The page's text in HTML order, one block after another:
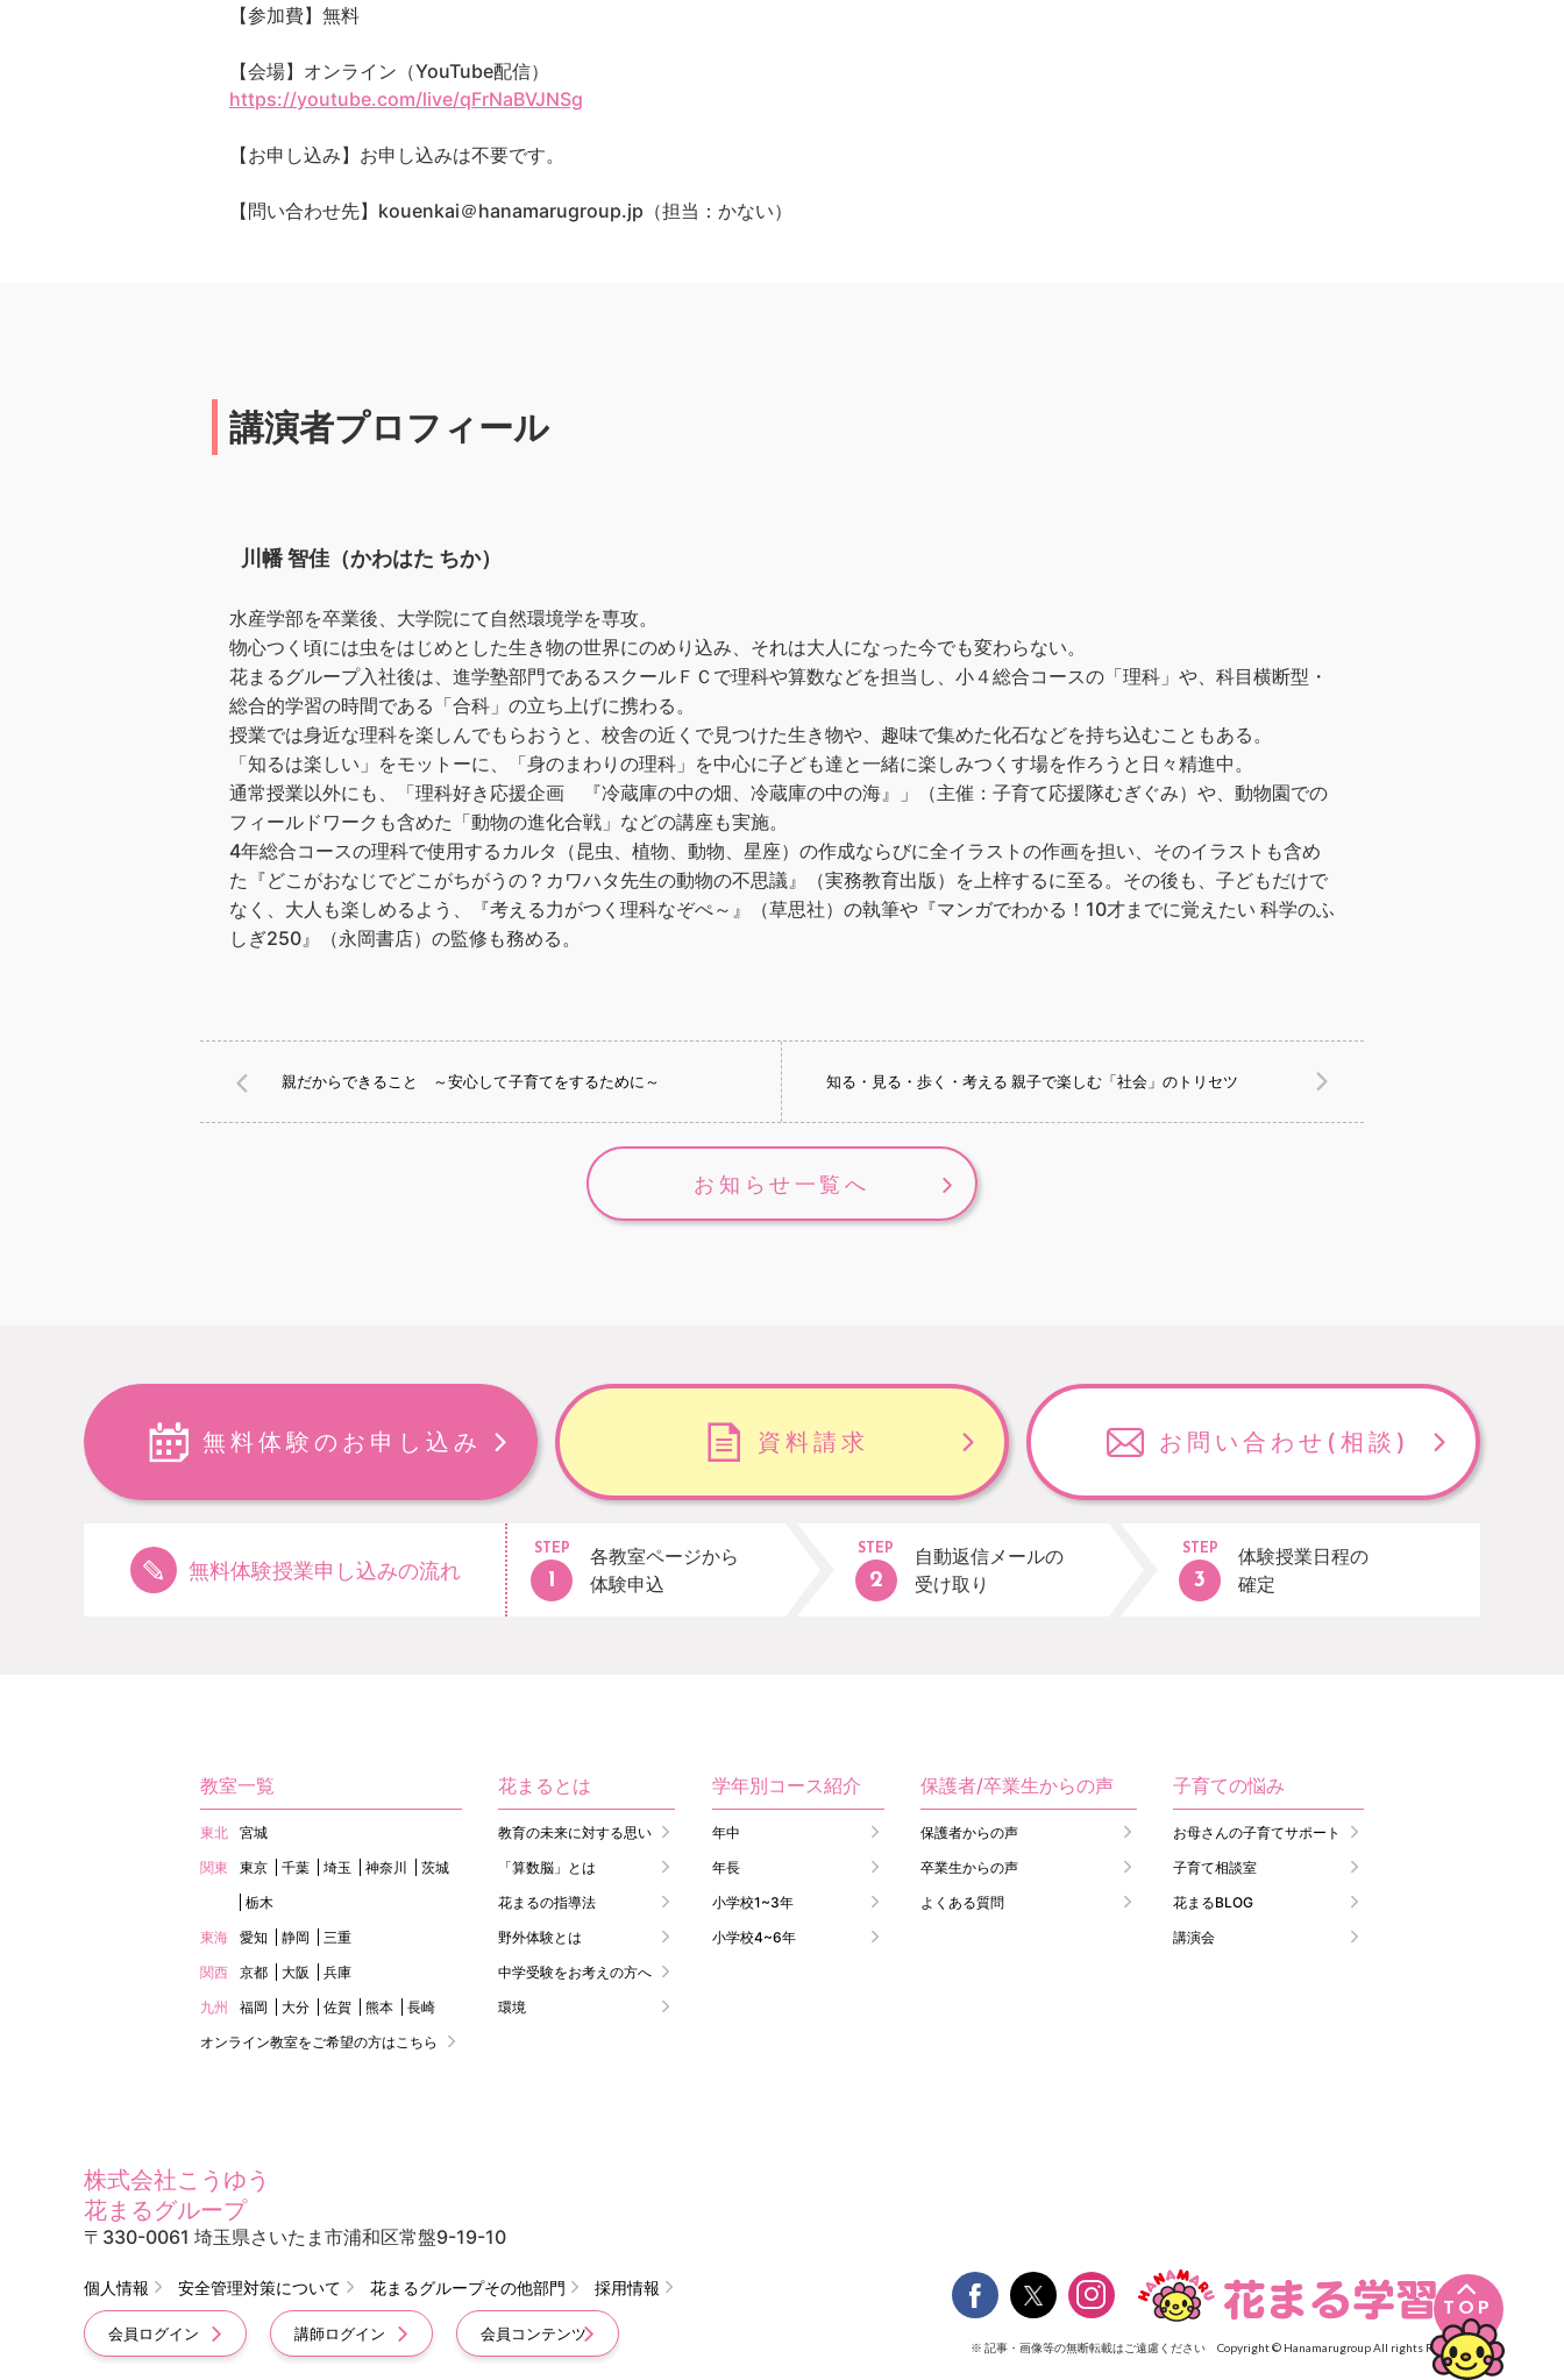
【参加費】無料
【会場】オンライン（YouTube配信）
https://youtube.com/live/qFrNaBVJNSg
【お申し込み】お申し込みは不要です。
【問い合わせ先】kouenkai＠hanamarugroup.jp（担当：かない）
講演者プロフィール
川幡 智佳（かわはた ちか）
水産学部を卒業後、大学院にて自然環境学を専攻。
物心つく頃には虫をはじめとした生き物の世界にのめり込み、それは大人になった今でも変わらない。
花まるグループ入社後は、進学塾部門であるスクールＦＣで理科や算数などを担当し、小４総合コースの「理科」や、科目横断型・
総合的学習の時間である「合科」の立ち上げに携わる。
授業では身近な理科を楽しんでもらおうと、校舎の近くで見つけた生き物や、趣味で集めた化石などを持ち込むこともある。
「知るは楽しい」をモットーに、「身のまわりの理科」を中心に子ども達と一緒に楽しみつくす場を作ろうと日々精進中。
通常授業以外にも、「理科好き応援企画 『冷蔵庫の中の畑、冷蔵庫の中の海』」（主催：子育て応援隊むぎぐみ）や、動物園での
フィールドワークも含めた「動物の進化合戦」などの講座も実施。
4年総合コースの理科で使用するカルタ（昆虫、植物、動物、星座）の作成ならびに全イラストの作画を担い、そのイラストも含め
た『どこがおなじでどこがちがうの？カワハタ先生の動物の不思議』（実務教育出版）を上梓するに至る。その後も、子どもだけで
なく、大人も楽しめるよう、『考える力がつく理科なぞぺ～』（草思社）の執筆や『マンガでわかる！10才までに覚えたい 科学のふ
しぎ250』（永岡書店）の監修も務める。
親だからできること ～安心して子育てをするために～ 知る・見る・歩く・考える 親子で楽しむ「社会」のトリセツ
お知らせ一覧へ
無料体験のお申し込み 資料請求 お問い合わせ (相談)
無料体験授業申し込みの流れ
STEP
各教室ページから
体験申込
STEP
自動返信メールの
受け取り
STEP
体験授業日程の
確定
TOP
教室一覧
東北
宮城
関東
東京 千葉 埼玉 神奈川
茨城
栃木
東海
愛知 静岡
三重
関西
京都 大阪
兵庫
九州
福岡 大分 佐賀 熊本
長崎
オンライン教室をご希望の方はこちら
花まるとは
教育の未来に対する思い
「算数脳」とは
花まるの指導法
野外体験とは
中学受験をお考えの方へ
環境
学年別コース紹介
年中
年長
小学校1~3年
小学校4~6年
保護者/卒業生からの声
保護者からの声
卒業生からの声
よくある質問
子育ての悩み
お母さんの子育てサポート
子育て相談室
花まるBLOG
講演会
株式会社こうゆう
花まるグループ
〒330-0061 埼玉県さいたま市浦和区常盤9-19-10
個人情報 安全管理対策について 花まるグループその他部門 採用情報
会員ログイン 講師ログイン 会員コンテンツ
 
※ 記事・画像等の無断転載はご遠慮ください Copyright © Hanamarugroup All rights Reserved.